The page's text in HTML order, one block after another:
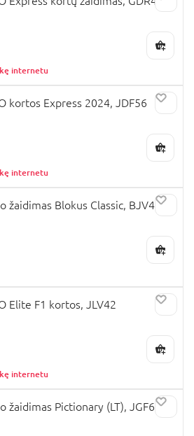
internetu
kortos Express 2024, JDF56
internetu
žaidimas Blokus Classic, BJV44
Elite F1 kortos, JLV42
internetu
žaidimas Pictionary (LT), JGF68